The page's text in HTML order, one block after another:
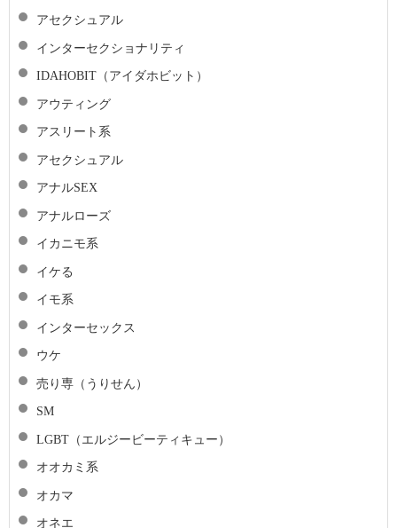
アセクシュアル
インターセクショナリティ
IDAHOBIT（アイダホビット）
アウティング
アスリート系
アセクシュアル
アナルSEX
アナルローズ
イカニモ系
イケる
イモ系
インターセックス
ウケ
売り専（うりせん）
SM
LGBT（エルジービーティキュー）
オオカミ系
オカマ
オネエ